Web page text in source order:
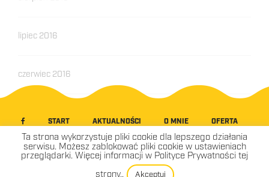
lipiec 2016
czerwiec 2016
START AKTUALNOŚCI O MNIE
OFERTA
GALERIA
WIDEO WSPÓŁPRACA KONTAKT
© ADAM KOSIK NAUKA PŁYWANIA 2016
Ta strona wykorzystuje pliki cookie dla lepszego działania
serwisu. Możesz zablokować pliki cookie w ustawieniach
przeglądarki. Więcej informacji w Polityce Prywatności tej
strony..
Akceptuj